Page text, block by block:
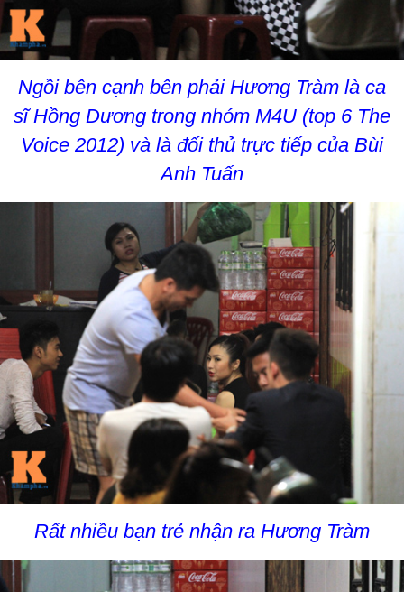
Ngồi bên cạnh bên phải Hương Tràm là ca
sĩ Hồng Dương trong nhóm M4U (top 6 The
Voice 2012) và là đối thủ trực tiếp của Bùi
Anh Tuấn
Rất nhiều bạn trẻ nhận ra Hương Tràm